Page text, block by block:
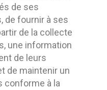
de ses
de fournir à ses
de la collecte
une information
de leurs
de maintenir un
conforme à la